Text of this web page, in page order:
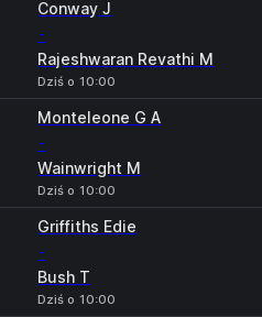
Conway J
-
Rajeshwaran Revathi M
Dziś o 10:00
Monteleone G A
-
Wainwright M
Dziś o 10:00
Griffiths Edie
-
Bush T
Dziś o 10:00